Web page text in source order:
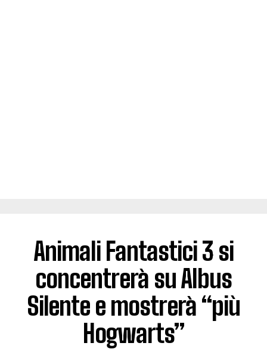
Animali Fantastici 3 si
concentrerà su Albus
Silente e mostrerà “più
Hogwarts”